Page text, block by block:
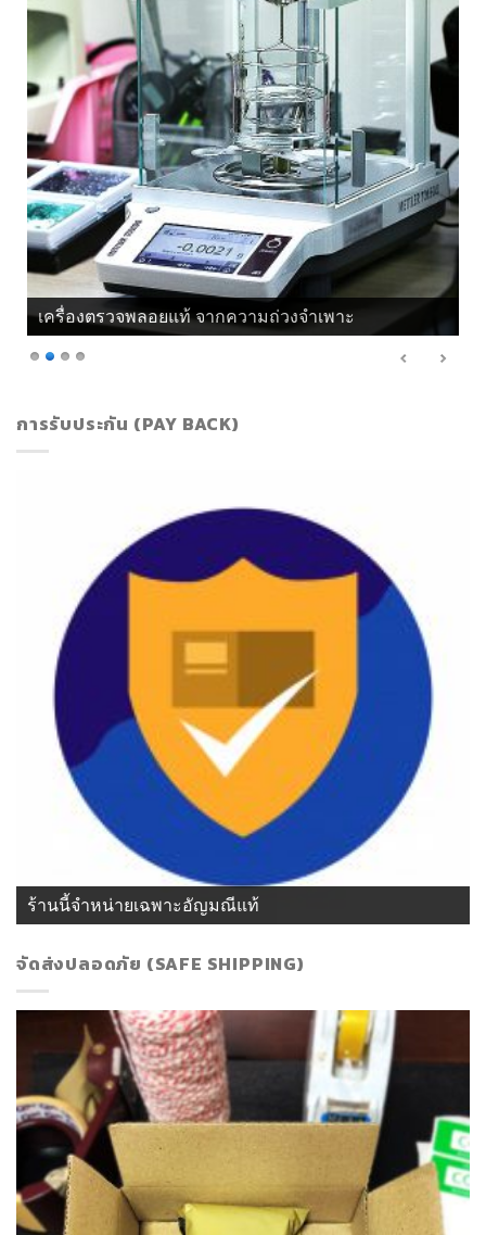
เครื่องตรวจพลอยแท้ จากความถ่วงจำเพาะ
การรับประกัน (PAY BACK)
ร้านนี้จำหน่ายเฉพาะอัญมณีแท้
จัดส่งปลอดภัย (SAFE SHIPPING)